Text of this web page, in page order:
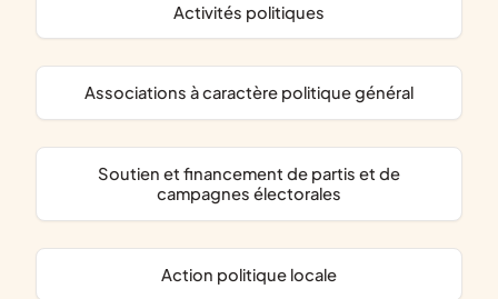
activités politiques
associations à caractère politique général
soutien et financement de partis et de
campagnes électorales
action politique locale